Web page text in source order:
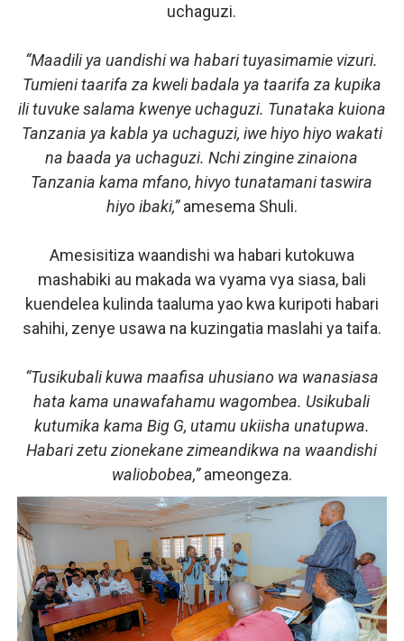
uchaguzi.
“Maadili ya uandishi wa habari tuyasimamie vizuri.
Tumieni taarifa za kweli badala ya taarifa za kupika
ili tuvuke salama kwenye uchaguzi. Tunataka kuiona
Tanzania ya kabla ya uchaguzi, iwe hiyo hiyo wakati
na baada ya uchaguzi. Nchi zingine zinaiona
Tanzania kama mfano, hivyo tunatamani taswira
hiyo ibaki,”amesema Shuli.
Amesisitiza waandishi wa habari kutokuwa
mashabiki au makada wa vyama vya siasa, bali
kuendelea kulinda taaluma yao kwa kuripoti habari
sahihi, zenye usawa na kuzingatia maslahi ya taifa.
“Tusikubali kuwa maafisa uhusiano wa wanasiasa
hata kama unawafahamu wagombea. Usikubali
kutumika kama Big G, utamu ukiisha unatupwa.
Habari zetu zionekane zimeandikwa na waandishi
waliobobea,”ameongeza.